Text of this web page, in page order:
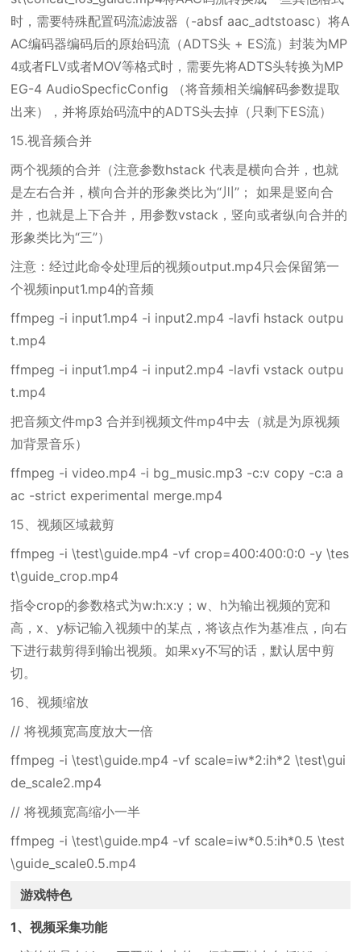
时，需要特殊配置码流滤波器（-absf aac_adtstoasc）将A
AC编码器编码后的原始码流（ADTS头 + ES流）封装为MP
4或者FLV或者MOV等格式时，需要先将ADTS头转换为MP
EG-4 AudioSpecficConfig （将音频相关编解码参数提取
出来），并将原始码流中的ADTS头去掉（只剩下ES流）
15.视音频合并
两个视频的合并（注意参数hstack 代表是横向合并，也就
是左右合并，横向合并的形象类比为“川”； 如果是竖向合
并，也就是上下合并，用参数vstack，竖向或者纵向合并的
形象类比为“三”）
注意：经过此命令处理后的视频output.mp4只会保留第一
个视频input1.mp4的音频
ffmpeg -i input1.mp4 -i input2.mp4 -lavfi hstack outpu
t.mp4
ffmpeg -i input1.mp4 -i input2.mp4 -lavfi vstack outpu
t.mp4
把音频文件mp3 合并到视频文件mp4中去（就是为原视频
加背景音乐）
ffmpeg -i video.mp4 -i bg_music.mp3 -c:v copy -c:a a
ac -strict experimental merge.mp4
15、视频区域裁剪
ffmpeg -i \test\guide.mp4 -vf crop=400:400:0:0 -y \tes
t\guide_crop.mp4
指令crop的参数格式为w:h:x:y；w、h为输出视频的宽和
高，x、y标记输入视频中的某点，将该点作为基准点，向右
下进行裁剪得到输出视频。如果xy不写的话，默认居中剪
切。
16、视频缩放
// 将视频宽高度放大一倍
ffmpeg -i \test\guide.mp4 -vf scale=iw*2:ih*2 \test\gui
de_scale2.mp4
// 将视频宽高缩小一半
ffmpeg -i \test\guide.mp4 -vf scale=iw*0.5:ih*0.5 \test
\guide_scale0.5.mp4
游戏特色
1、视频采集功能